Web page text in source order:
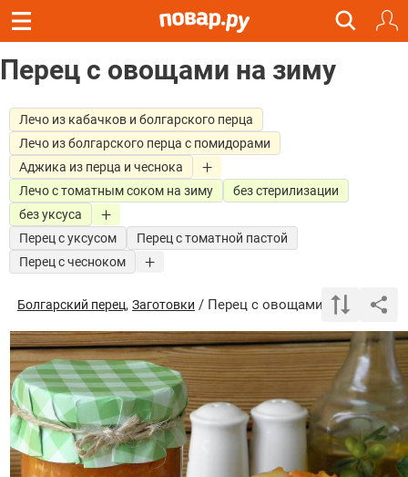
Перец с овощами на зиму
Лечо из кабачков и болгарского перца
Лечо из болгарского перца с помидорами
Аджика из перца и чеснока
Лечо с томатным соком на зиму
без стерилизации
без уксуса
Перец с уксусом
Перец с томатной пастой
Перец с чесноком
Болгарский перец, Заготовки / Перец с овощами на зиму